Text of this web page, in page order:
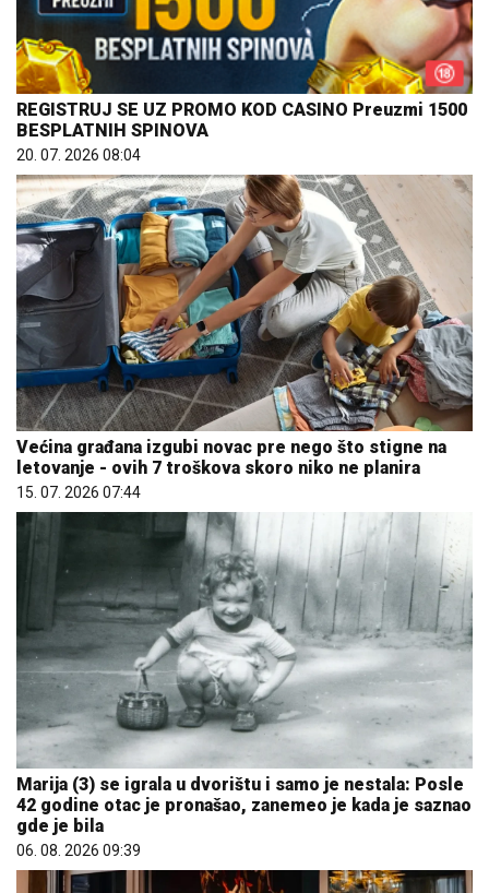
REGISTRUJ SE UZ PROMO KOD CASINO Preuzmi 1500
BESPLATNIH SPINOVA
20. 07. 2026 08:04
Većina građana izgubi novac pre nego što stigne na
letovanje - ovih 7 troškova skoro niko ne planira
15. 07. 2026 07:44
Marija (3) se igrala u dvorištu i samo je nestala: Posle
42 godine otac je pronašao, zanemeo je kada je saznao
gde je bila
06. 08. 2026 09:39